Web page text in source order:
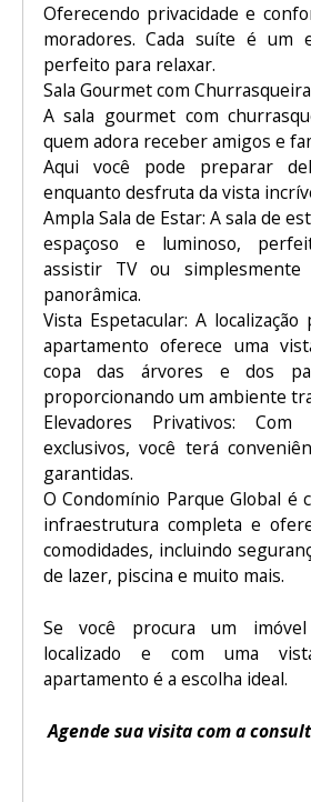
Oferecendo privacidade e
moradores. Cada suíte é um
perfeito para relaxar.
Sala Gourmet com
A sala gourmet com
quem adora receber amigos e
Aqui você pode preparar
enquanto desfruta da vista
Ampla Sala de Estar: A sala de
espaçoso e luminoso,
assistir TV ou
panorâmica.
Vista Espetacular: A
apartamento oferece uma
copa das árvores e dos
proporcionando um ambiente
Elevadores Privativos: Com
exclusivos, você terá
garantidas.
O Condomínio Parque Global é
infraestrutura completa e
comodidades, incluindo
de lazer, piscina e muito mais.
Se você procura um imóvel
localizado e com uma
apartamento é a escolha ideal.
Agende sua visita com a